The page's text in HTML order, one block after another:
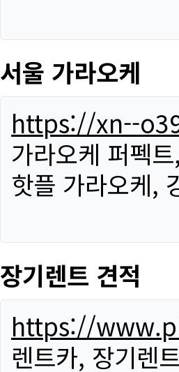
서울 가라오케
https://xn--
가라오케 퍼펙
핫플 가라오케,
장기렌트 견적
https://
렌트카, 장기렌